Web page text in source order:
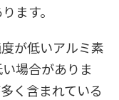
ます。
が低いアルミ素
場合がありま
く含まれている